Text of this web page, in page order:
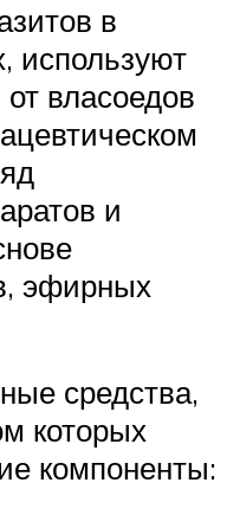
в
используют
власоедов
и
эфирных
средства,
которых
компоненты: